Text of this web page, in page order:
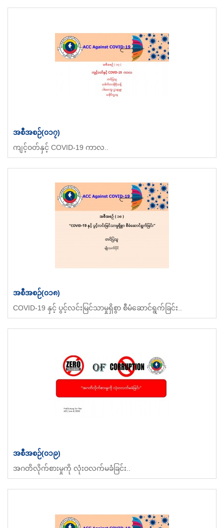
အစီအစဉ်(၀၁၇)
ကျင့်ဝတ်နှင့် COVID-19 ကာလ..
အစီအစဉ်(၀၁၈)
COVID-19 နှင့် ပွင့်လင်းမြင်သာမှုရှိစွာ စီမံဆောင်ရွက်ခြင်း..
အစီအစဉ်(၀၁၉)
အဂတိလိုက်စားမှုကို လုံးဝလက်မခံခြင်း..